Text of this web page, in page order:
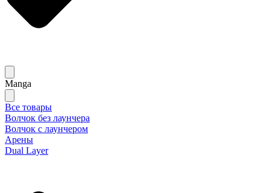
Manga
Все товары
Волчок без лаунчера
Волчок с лаунчером
Арены
Dual Layer